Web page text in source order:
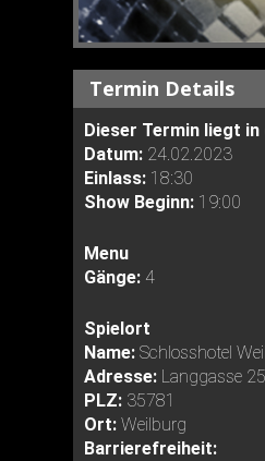
Termin Details
Dieser Termin liegt
Datum: 24.02.2023
Einlass: 18:30
Show Beginn: 19:00
Menu
Gänge: 4
Spielort
Name:Schlosshotel
Adresse: Langgasse 25
PLZ: 35781
Ort:Weilburg
Barrierefreiheit: